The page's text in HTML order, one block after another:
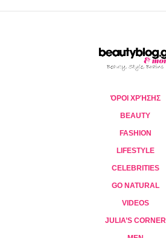
ΌΡΟΙ ΧΡΉΣΗΣ
BEAUTY
FASHION
LIFESTYLE
CELEBRITIES
GO NATURAL
VIDEOS
JULIA’S CORNER